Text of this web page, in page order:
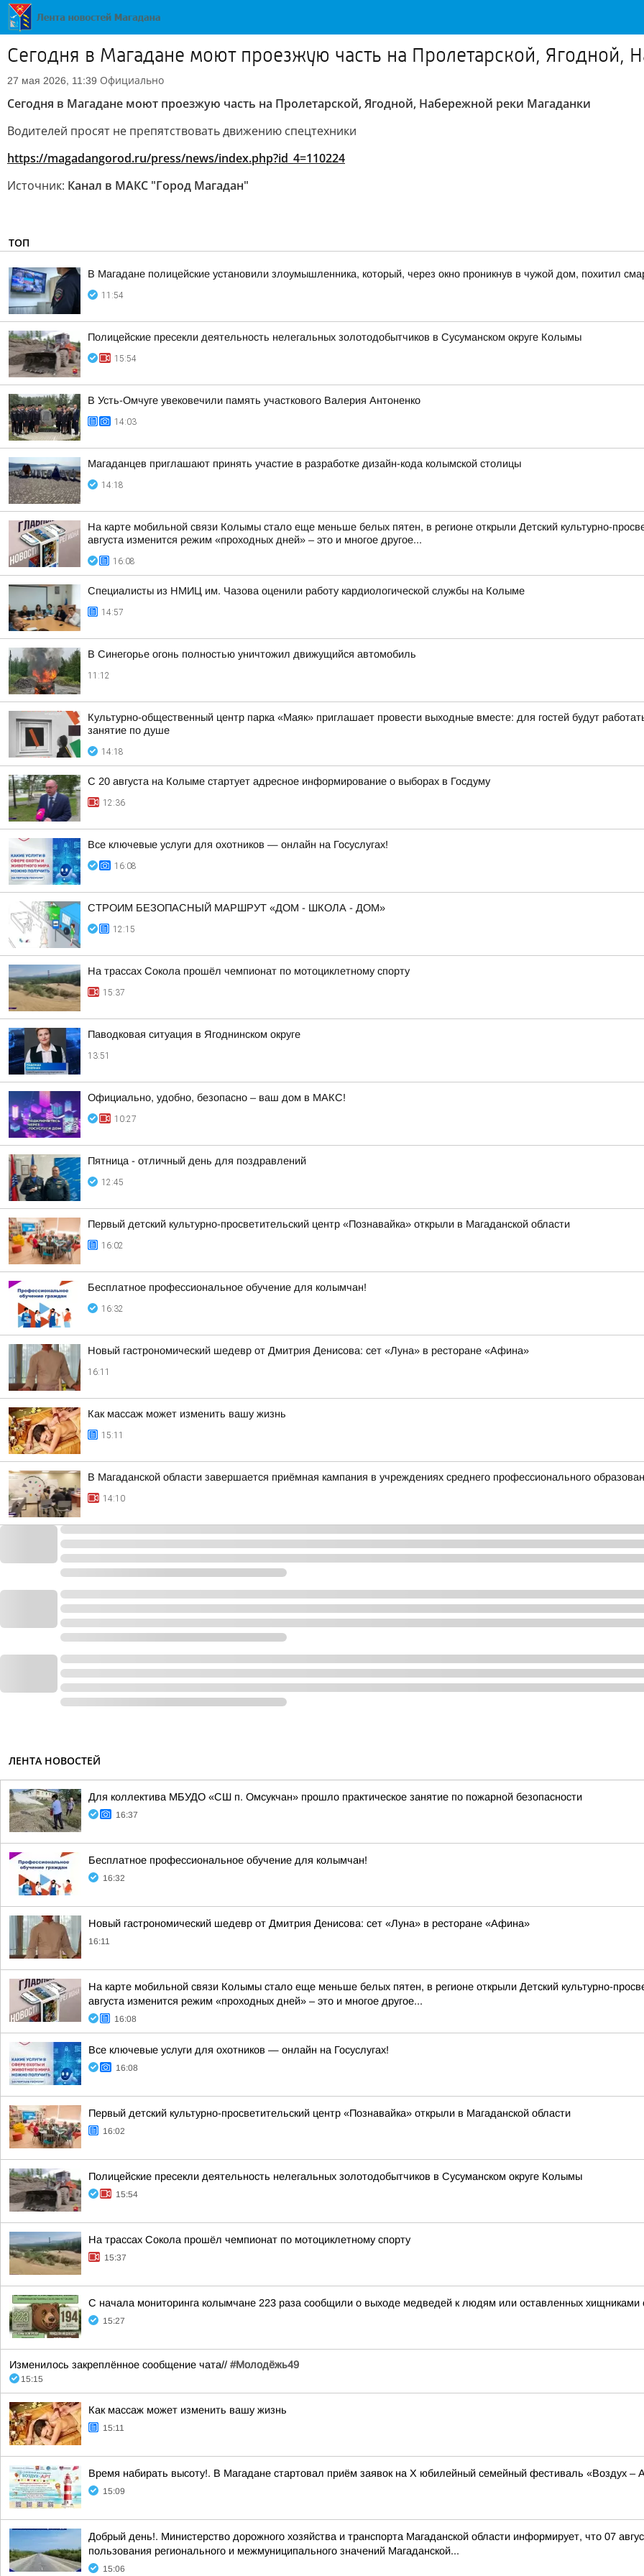
Сегодня в Магадане моют проезжую часть на Пролетарской, Ягодной,
27 мая 2026, 11:39 Официально
Сегодня в Магадане моют проезжую часть на Пролетарской, Ягодной, Набережной реки Магаданки
Водителей просят не препятствовать движению спецтехники
https://magadangorod.ru/press/news/index.php?id_4=110224
Источник: Канал в МАКС "Город Магадан"
ТОП
В Магадане полицейские установили злоумышленника, который, через окно проникнув в чужой дом, похитил
11:54
Полицейские пресекли деятельность нелегальных золотодобытчиков в Сусуманском округе Колымы
15:54
В Усть-Омчуге увековечили память участкового Валерия Антоненко
14:03
Магаданцев приглашают принять участие в разработке дизайн-кода колымской столицы
14:18
На карте мобильной связи Колымы стало еще меньше белых пятен, в регионе открыли Детский культурно-
августа изменится режим «проходных дней» – это и многое другое...
16:08
Специалисты из НМИЦ им. Чазова оценили работу кардиологической службы на Колыме
14:57
В Синегорье огонь полностью уничтожил движущийся автомобиль
11:12
Культурно-общественный центр парка «Маяк» приглашает провести выходные вместе: для гостей будут
занятие по душе
14:18
С 20 августа на Колыме стартует адресное информирование о выборах в Госдуму
12:36
Все ключевые услуги для охотников — онлайн на Госуслугах!
16:08
СТРОИМ БЕЗОПАСНЫЙ МАРШРУТ «ДОМ - ШКОЛА - ДОМ»
12:15
На трассах Сокола прошёл чемпионат по мотоциклетному спорту
15:37
Паводковая ситуация в Ягоднинском округе
13:51
Официально, удобно, безопасно – ваш дом в МАКС!
10:27
Пятница - отличный день для поздравлений
12:45
Первый детский культурно-просветительский центр «Познавайка» открыли в Магаданской области
16:02
Бесплатное профессиональное обучение для колымчан!
16:32
Новый гастрономический шедевр от Дмитрия Денисова: сет «Луна» в ресторане «Афина»
16:11
Как массаж может изменить вашу жизнь
15:11
В Магаданской области завершается приёмная кампания в учреждениях среднего профессионального
14:10
ЛЕНТА НОВОСТЕЙ
Для коллектива МБУДО «СШ п. Омсукчан» прошло практическое занятие по пожарной безопасности
16:37
Бесплатное профессиональное обучение для колымчан!
16:32
Новый гастрономический шедевр от Дмитрия Денисова: сет «Луна» в ресторане «Афина»
16:11
На карте мобильной связи Колымы стало еще меньше белых пятен, в регионе открыли Детский культурно-
августа изменится режим «проходных дней» – это и многое другое...
16:08
Все ключевые услуги для охотников — онлайн на Госуслугах!
16:08
Первый детский культурно-просветительский центр «Познавайка» открыли в Магаданской области
16:02
Полицейские пресекли деятельность нелегальных золотодобытчиков в Сусуманском округе Колымы
15:54
На трассах Сокола прошёл чемпионат по мотоциклетному спорту
15:37
С начала мониторинга колымчане 223 раза сообщили о выходе медведей к людям или оставленных хищниками
15:27
Изменилось закреплённое сообщение чата// #Молодёжь49
15:15
Как массаж может изменить вашу жизнь
15:11
Время набирать высоту!. В Магадане стартовал приём заявок на X юбилейный семейный фестиваль «Воздух –
15:09
Добрый день!. Министерство дорожного хозяйства и транспорта Магаданской области информирует, что 07
пользования регионального и межмуниципального значений Магаданской...
15:06